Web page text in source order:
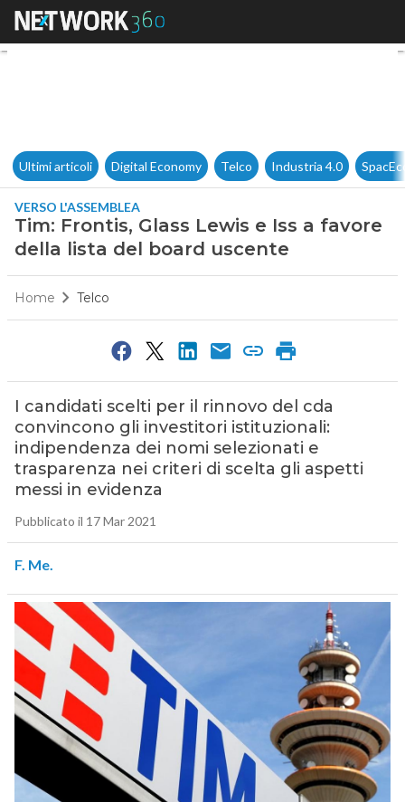
Tim: Frontis, Glass Lewis e
Ultimi articoli Digital Economy Telco Industria 4.0
VERSO L'ASSEMBLEA
Tim: Frontis, Glass Lewis e Iss a favore
della lista del board uscente
Home Telco
I candidati scelti per il rinnovo del cda
convincono gli investitori istituzionali:
indipendenza dei nomi selezionati e
trasparenza nei criteri di scelta gli aspetti
messi in evidenza
Pubblicato il 17 Mar 2021
F. Me.